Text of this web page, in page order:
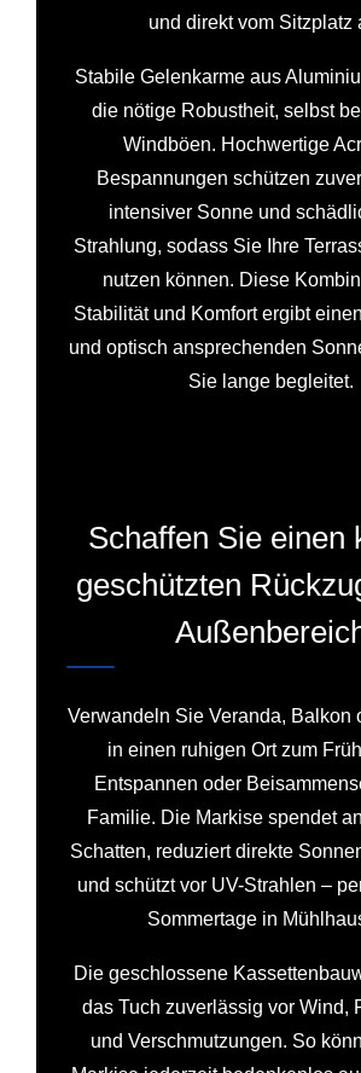
und direkt vom Sitzplatz
Stabile Gelenkarme aus
die nötige Robustheit, selbst
Windböen. Hochwertige
Bespannungen schützen
intensiver Sonne und
Strahlung, sodass Sie Ihre
nutzen können. Diese
Stabilität und Komfort ergibt
und optisch ansprechenden
Sie lange begleitet.
Schaffen Sie einen
geschützten
Verwandeln Sie Veranda, Balkon
in einen ruhigen Ort zum
Entspannen oder
Familie. Die Markise spendet
Schatten, reduziert direkte
und schützt vor UV-Strahlen –
Sommertage in
Die geschlossene
das Tuch zuverlässig vor Wind,
und Verschmutzungen. So